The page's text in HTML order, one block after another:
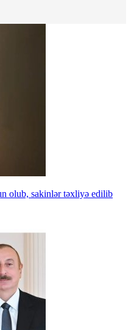
olub, sakinlər təxliyə edilib